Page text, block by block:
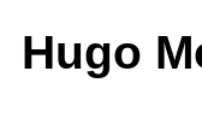
Hugo